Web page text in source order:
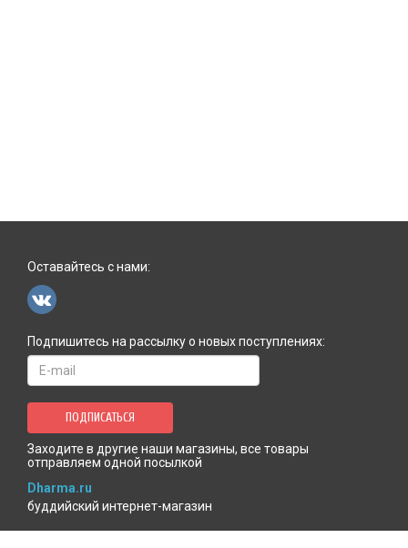
Оставайтесь с нами:
Подпишитесь на рассылку о новых поступлениях:
ПОДПИСАТЬСЯ
Заходите в другие наши магазины, все товары
отправляем одной посылкой
Dharma.ru
буддийский интернет-магазин